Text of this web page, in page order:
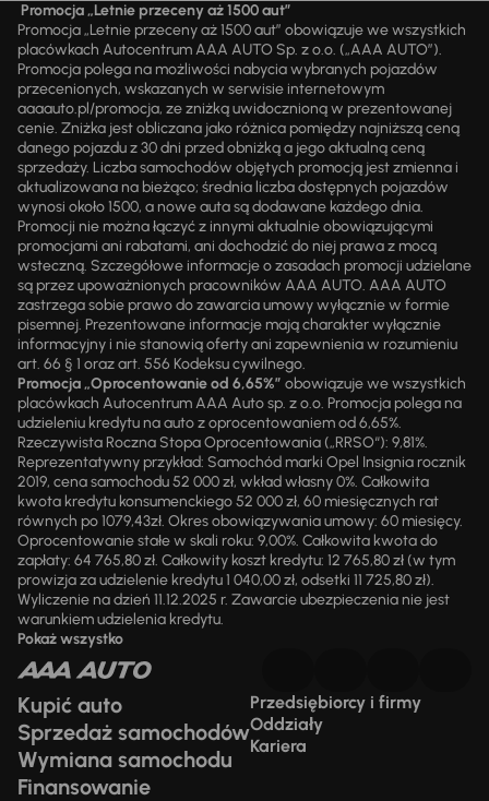
Promocja „Letnie przeceny aż 1500 aut”
Promocja „Letnie przeceny aż 1500 aut” obowiązuje we wszystkich
placówkach Autocentrum AAA AUTO Sp. z o.o. („AAA AUTO”).
Promocja polega na możliwości nabycia wybranych pojazdów
przecenionych, wskazanych w serwisie internetowym
aaaauto.pl/promocja, ze zniżką uwidocznioną w prezentowanej
cenie. Zniżka jest obliczana jako różnica pomiędzy najniższą ceną
danego pojazdu z 30 dni przed obniżką a jego aktualną ceną
sprzedaży. Liczba samochodów objętych promocją jest zmienna i
aktualizowana na bieżąco; średnia liczba dostępnych pojazdów
wynosi około 1500, a nowe auta są dodawane każdego dnia.
Promocji nie można łączyć z innymi aktualnie obowiązującymi
promocjami ani rabatami, ani dochodzić do niej prawa z mocą
wsteczną. Szczegółowe informacje o zasadach promocji udzielane
są przez upoważnionych pracowników AAA AUTO. AAA AUTO
zastrzega sobie prawo do zawarcia umowy wyłącznie w formie
pisemnej. Prezentowane informacje mają charakter wyłącznie
informacyjny i nie stanowią oferty ani zapewnienia w rozumieniu
art. 66 § 1 oraz art. 556 Kodeksu cywilnego.
Promocja „Oprocentowanie od 6,65%” obowiązuje we wszystkich
placówkach Autocentrum AAA Auto sp. z o.o. Promocja polega na
udzieleniu kredytu na auto z oprocentowaniem od 6,65%.
Rzeczywista Roczna Stopa Oprocentowania („RRSO“): 9,81%.
Reprezentatywny przykład: Samochód marki Opel Insignia rocznik
2019, cena samochodu 52 000 zł, wkład własny 0%. Całkowita
kwota kredytu konsumenckiego 52 000 zł, 60 miesięcznych rat
równych po 1079,43zł. Okres obowiązywania umowy: 60 miesięcy.
Oprocentowanie stałe w skali roku: 9,00%. Całkowita kwota do
zapłaty: 64 765,80 zł. Całkowity koszt kredytu: 12 765,80 zł (w tym
prowizja za udzielenie kredytu 1 040,00 zł, odsetki 11 725,80 zł).
Wyliczenie na dzień 11.12.2025 r. Zawarcie ubezpieczenia nie jest
warunkiem udzielenia kredytu.
Pokaż wszystko
Kupić auto
Sprzedaż samochodów
Wymiana samochodu
Finansowanie
Przedsiębiorcy i firmy
Oddziały
Kariera